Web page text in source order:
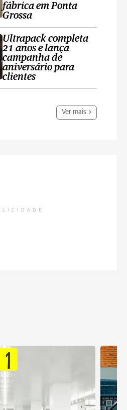
fábrica em Ponta
Grossa
Ultrapack completa
21 anos e lança
campanha de
aniversário para
clientes
Ver mais
1